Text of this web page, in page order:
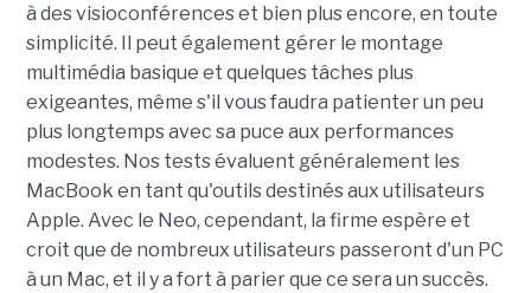
à des visioconférences et bien plus encore, en toute
simplicité. Il peut également gérer le montage
multimédia basique et quelques tâches plus
exigeantes, même s'il vous faudra patienter un peu
plus longtemps avec sa puce aux performances
modestes. Nos tests évaluent généralement les
MacBook en tant qu'outils destinés aux utilisateurs
Apple. Avec le Neo, cependant, la firme espère et
croit que de nombreux utilisateurs passeront d'un PC
à un Mac, et il y a fort à parier que ce sera un succès.